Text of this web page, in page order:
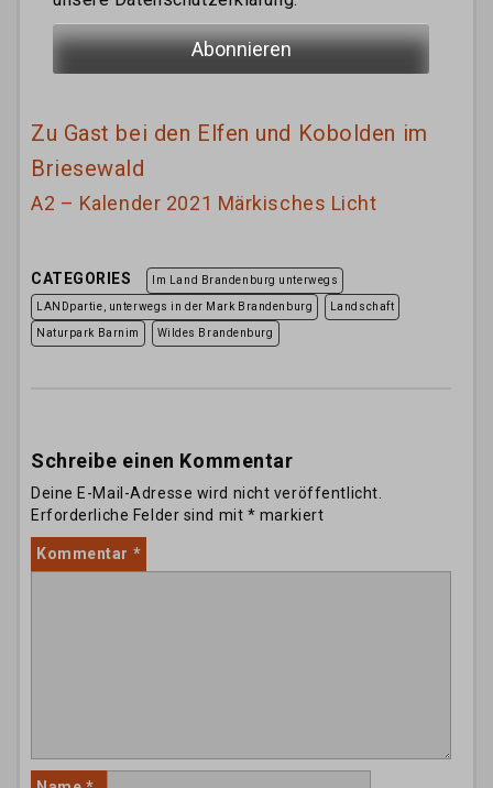
Zu Gast bei den Elfen und Kobolden im
Briesewald
A2 – Kalender 2021 Märkisches Licht
CATEGORIES Im Land Brandenburg unterwegs
LANDpartie, unterwegs in der Mark Brandenburg Landschaft
Naturpark Barnim Wildes Brandenburg
Schreibe einen Kommentar
Deine E-Mail-Adresse wird nicht veröffentlicht.
Erforderliche Felder sind mit * markiert
Kommentar *